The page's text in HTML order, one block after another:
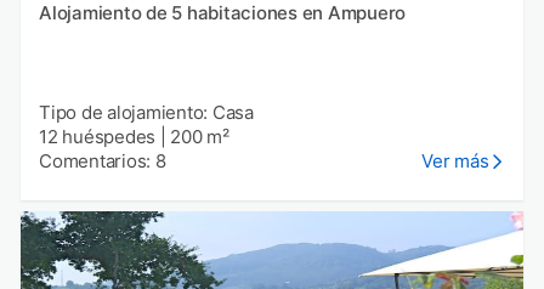
Alojamiento de 5 habitaciones en Ampuero
Tipo de alojamiento: Casa
12 huéspedes
200 m²
Comentarios: 8
Ver más